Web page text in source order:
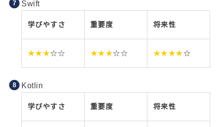
Swift
学びやすさ 重要度 将来性
★★★☆☆ ★★★☆☆ ★★★★☆
Kotlin
学びやすさ 重要度 将来性